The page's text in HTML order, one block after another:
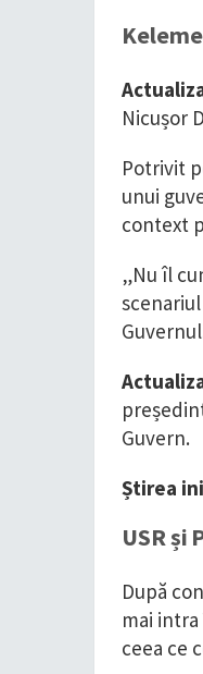
Nicușor
Potrivit
unui
context
„Nu îl
Guvern.
Știrea
USR și
După
mai
ceea ce